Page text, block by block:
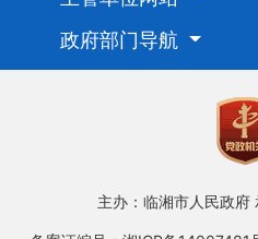
政府部门导航
主办：临湘市人民政府